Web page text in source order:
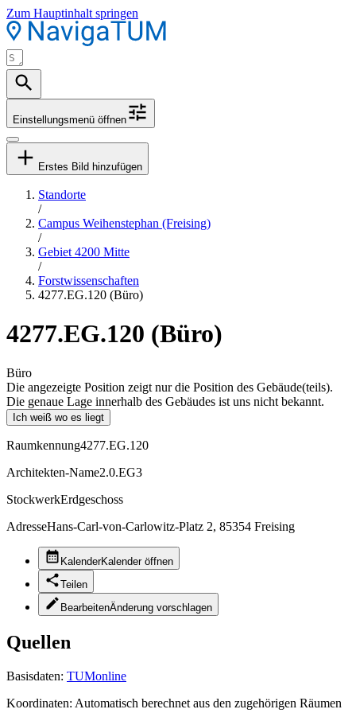
Zum Hauptinhalt springen
Einstellungsmenü öffnen
Erstes Bild hinzufügen
Standorte
/
Campus Weihenstephan (Freising)
/
Gebiet 4200 Mitte
/
Forstwissenschaften
4277.EG.120 (Büro)
4277.EG.120 (Büro)
Büro
Die angezeigte Position zeigt nur die Position des Gebäude(teils).
Die genaue Lage innerhalb des Gebäudes ist uns nicht bekannt.
Ich weiß wo es liegt
Raumkennung4277.EG.120
Architekten-Name2.0.EG3
StockwerkErdgeschoss
AdresseHans-Carl-von-Carlowitz-Platz 2, 85354 Freising
KalenderKalender öffnen
Teilen
BearbeitenÄnderung vorschlagen
Quellen
Basisdaten: TUMonline
Koordinaten: Automatisch berechnet aus den zugehörigen Räumen